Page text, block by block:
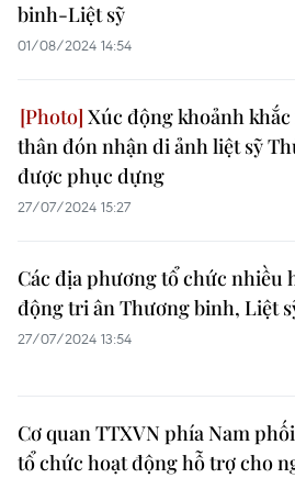
binh-Liệt sỹ
01/08/2024 14:54
Xúc động khoảnh
thân đón nhận di ảnh liệt sỹ
được phục dựng
27/07/2024 15:27
Các địa phương tổ chức nhiều
động tri ân Thương binh, Liệt
27/07/2024 13:54
Cơ quan TTXVN phía Nam
tổ chức hoạt động hỗ trợ cho